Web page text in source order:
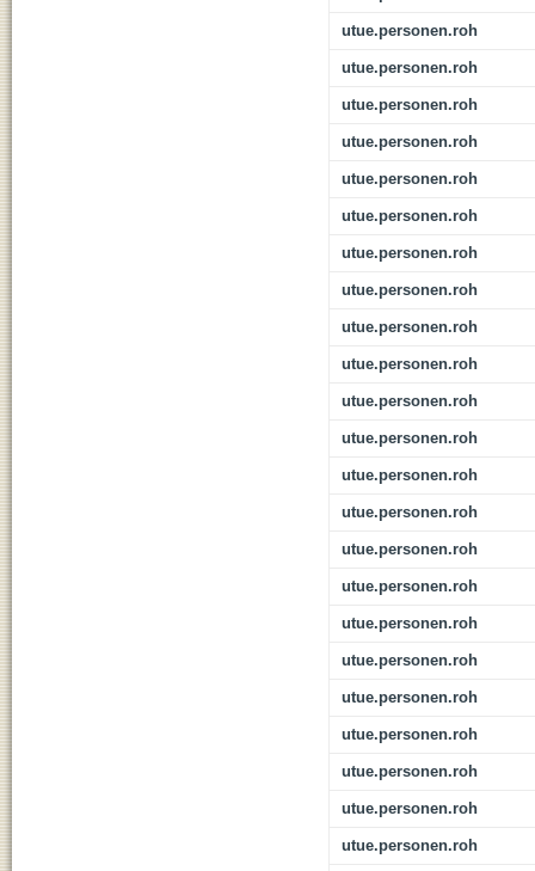
utue.personen.roh
utue.personen.roh
utue.personen.roh
utue.personen.roh
utue.personen.roh
utue.personen.roh
utue.personen.roh
utue.personen.roh
utue.personen.roh
utue.personen.roh
utue.personen.roh
utue.personen.roh
utue.personen.roh
utue.personen.roh
utue.personen.roh
utue.personen.roh
utue.personen.roh
utue.personen.roh
utue.personen.roh
utue.personen.roh
utue.personen.roh
utue.personen.roh
utue.personen.roh